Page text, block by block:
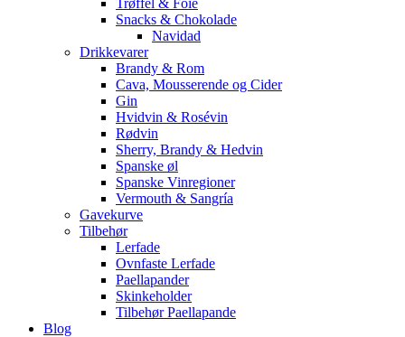
Trøffel & Foie
Snacks & Chokolade
Navidad
Drikkevarer
Brandy & Rom
Cava, Mousserende og Cider
Gin
Hvidvin & Rosévin
Rødvin
Sherry, Brandy & Hedvin
Spanske øl
Spanske Vinregioner
Vermouth & Sangría
Gavekurve
Tilbehør
Lerfade
Ovnfaste Lerfade
Paellapander
Skinkeholder
Tilbehør Paellapande
Blog